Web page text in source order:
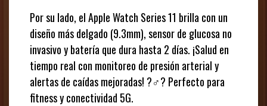
Por su lado, el Apple Watch Series 11 brilla con un
diseño más delgado (9.3mm), sensor de glucosa no
invasivo y batería que dura hasta 2 días. ¡Salud en
tiempo real con monitoreo de presión arterial y
alertas de caídas mejoradas! ?‍♂️? Perfecto para
fitness y conectividad 5G.